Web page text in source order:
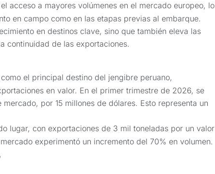
acceso a mayores volúmenes en el mercado europeo, lo
en campo como en las etapas previas al embarque.
en destinos clave, sino que también eleva las
continuidad de las exportaciones.
el principal destino del jengibre peruano,
en valor. En el primer trimestre de 2026, se
por 15 millones de dólares. Esto representa un
lugar, con exportaciones de 3 mil toneladas por un valor
experimentó un incremento del 70% en volumen.